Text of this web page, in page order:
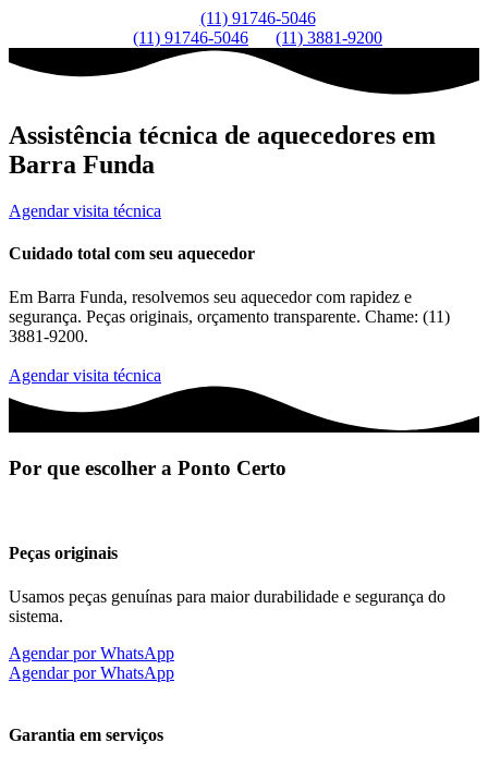
(11) 91746-5046
(11) 91746-5046
(11) 3881-9200
Assistência técnica de aquecedores em
Barra Funda
Agendar visita técnica
Cuidado total com seu aquecedor
Em Barra Funda, resolvemos seu aquecedor com rapidez e
segurança. Peças originais, orçamento transparente. Chame: (11)
3881-9200.
Agendar visita técnica
Por que escolher a Ponto Certo
Peças originais
Usamos peças genuínas para maior durabilidade e segurança do
sistema.
Agendar por WhatsApp
Agendar por WhatsApp
Garantia em serviços